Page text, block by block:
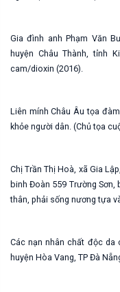
Gia đình anh Phạm Văn
huyện Châu Thành, tỉnh
cam/dioxin (2016).
Liên mính Châu Âu tọa
khỏe người dân. (Chủ tọa
Chị Trần Thị Hoà, xã Gia
binh Đoàn 559 Trường
thân, phải sống nương tựa
Các nạn nhân chất độc
huyện Hòa Vang, TP Đà